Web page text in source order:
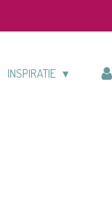
INSPIRATIE